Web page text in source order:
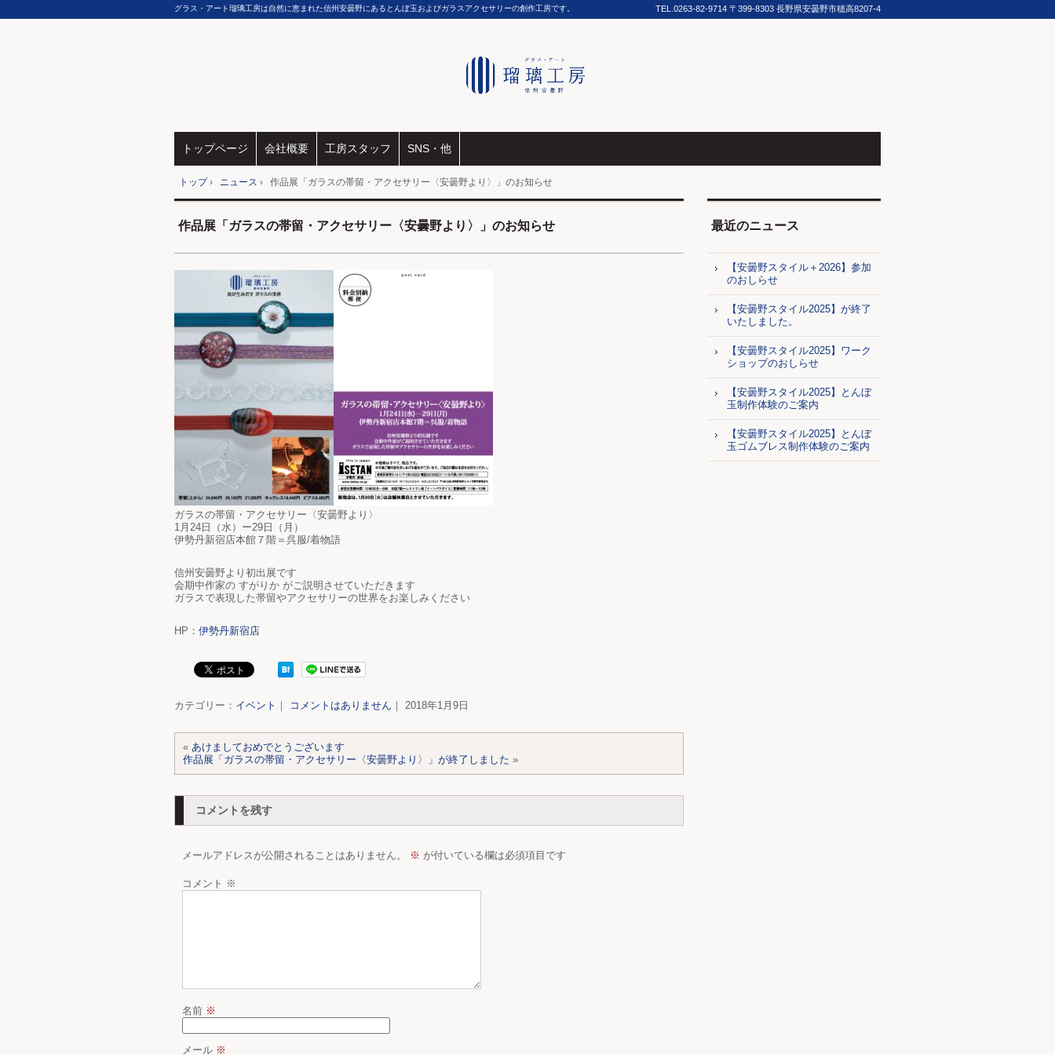
グラス・アート瑠璃工房は自然に恵まれた信州安曇野にあるとんぼ玉およびガラスアクセサリーの創作工房です。 TEL. 0263-82-9714 〒399-8303 長野県安曇野市穂高8207-4
トップページ 会社概要 工房スタッフ SNS・他
トップ› ニュース › 作品展「ガラスの帯留・アクセサリー〈安曇野より〉」のお知らせ
作品展「ガラスの帯留・アクセサリー〈安曇野より〉」のお知らせ
ガラスの帯留・アクセサリー〈安曇野より〉
1月24日（水）ー29日（月）
伊勢丹新宿店本館７階＝呉服/着物語
信州安曇野より初出展です
会期中作家の すがりか がご説明させていただきます
ガラスで表現した帯留やアクセサリーの世界をお楽しみください
HP： 伊勢丹新宿店
カテゴリー： イベント ｜ コメントはありません ｜ 2018年1月9日
« あけましておめでとうございます
作品展「ガラスの帯留・アクセサリー〈安曇野より〉」が終了しました »
コメントを残す
メールアドレスが公開されることはありません。 ※ が付いている欄は必須項目です
コメント ※
名前 ※
メール ※
最近のニュース
【安曇野スタイル＋2026】参加
のおしらせ
【安曇野スタイル2025】が終了
いたしました。
【安曇野スタイル2025】ワーク
ショップのおしらせ
【安曇野スタイル2025】とんぼ
玉制作体験のご案内
【安曇野スタイル2025】とんぼ
玉ゴムブレス制作体験のご案内